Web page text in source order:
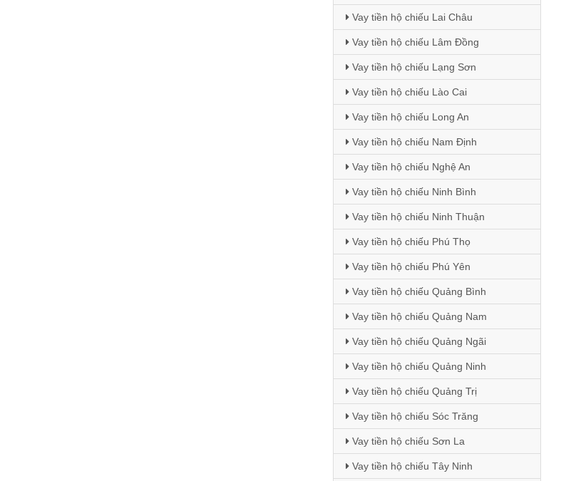
Vay tiền hộ chiếu Lai Châu
Vay tiền hộ chiếu Lâm Đồng
Vay tiền hộ chiếu Lạng Sơn
Vay tiền hộ chiếu Lào Cai
Vay tiền hộ chiếu Long An
Vay tiền hộ chiếu Nam Định
Vay tiền hộ chiếu Nghệ An
Vay tiền hộ chiếu Ninh Bình
Vay tiền hộ chiếu Ninh Thuận
Vay tiền hộ chiếu Phú Thọ
Vay tiền hộ chiếu Phú Yên
Vay tiền hộ chiếu Quảng Bình
Vay tiền hộ chiếu Quảng Nam
Vay tiền hộ chiếu Quảng Ngãi
Vay tiền hộ chiếu Quảng Ninh
Vay tiền hộ chiếu Quảng Trị
Vay tiền hộ chiếu Sóc Trăng
Vay tiền hộ chiếu Sơn La
Vay tiền hộ chiếu Tây Ninh